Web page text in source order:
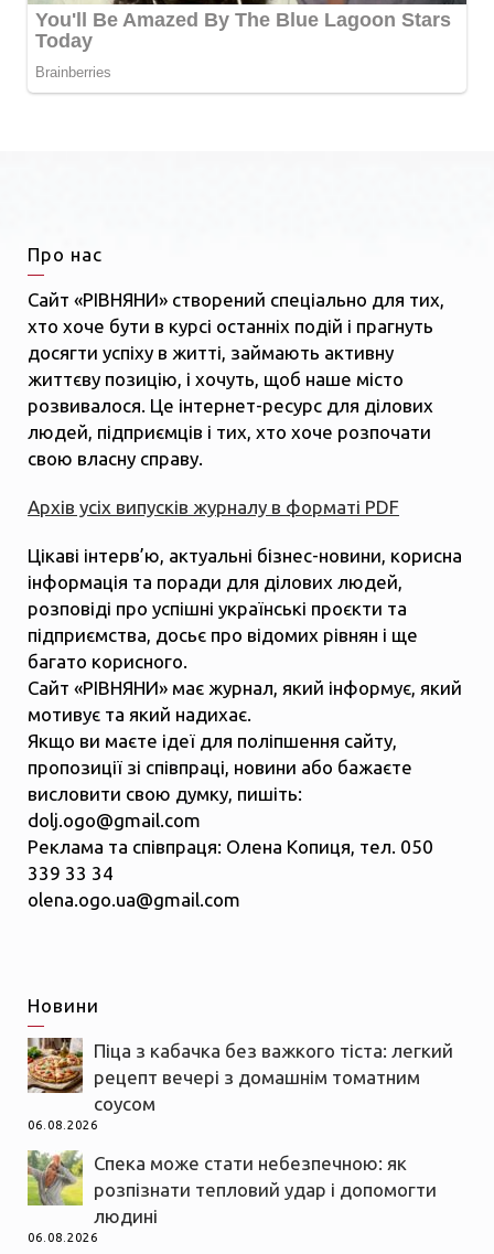
Про нас
Сайт «РІВНЯНИ» створений спеціально для тих,
хто хоче бути в курсі останніх подій і прагнуть
досягти успіху в житті, займають активну
життєву позицію, і хочуть, щоб наше місто
розвивалося. Це інтернет-ресурс для ділових
людей, підприємців і тих, хто хоче розпочати
свою власну справу.
Архів усіх випусків журналу в форматі PDF
Цікаві інтерв’ю, актуальні бізнес-новини, корисна
інформація та поради для ділових людей,
розповіді про успішні українські проєкти та
підприємства, досьє про відомих рівнян і ще
багато корисного.
Сайт «РІВНЯНИ» має журнал, який інформує, який
мотивує та який надихає.
Якщо ви маєте ідеї для поліпшення сайту,
пропозиції зі співпраці, новини або бажаєте
висловити свою думку, пишіть:
dolj.ogo@gmail.com
Реклама та співпраця: Олена Копиця, тел. 050
339 33 34
olena.ogo.ua@gmail.com
Новини
Піца з кабачка без важкого тіста: легкий
рецепт вечері з домашнім томатним
соусом
06.08.2026
Спека може стати небезпечною: як
розпізнати тепловий удар і допомогти
людині
06.08.2026